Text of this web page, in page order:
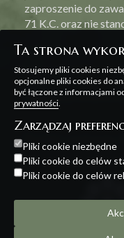
zaproszenie do
71 K.C. oraz nie
Polityka
Ta strona
Stosujemy pliki cookies
opcjonalne pliki cookies do
być łączone z informacjami
prywatności.
Zarządzaj
Pliki cookie niezbędne
Pliki cookie do celów
Pliki cookie do celów